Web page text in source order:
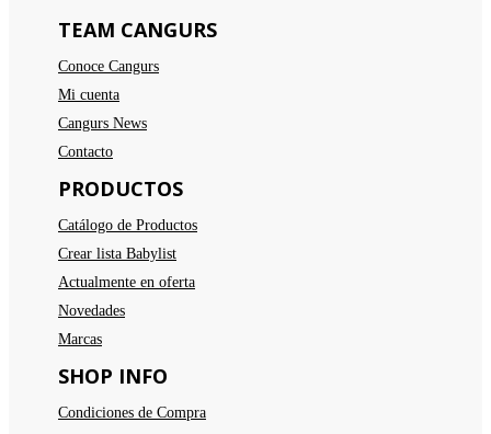
TEAM CANGURS
Conoce Cangurs
Mi cuenta
Cangurs News
Contacto
PRODUCTOS
Catálogo de Productos
Crear lista Babylist
Actualmente en oferta
Novedades
Marcas
SHOP INFO
Condiciones de Compra